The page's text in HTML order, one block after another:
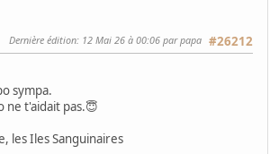
#26212
Dernière édition: 12 Mai 26 à 00:06 par papa
sympa.
ne t'aidait pas.😇
les Iles Sanguinaires